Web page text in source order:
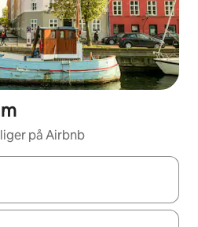
på Airbnb
skal du navigere med